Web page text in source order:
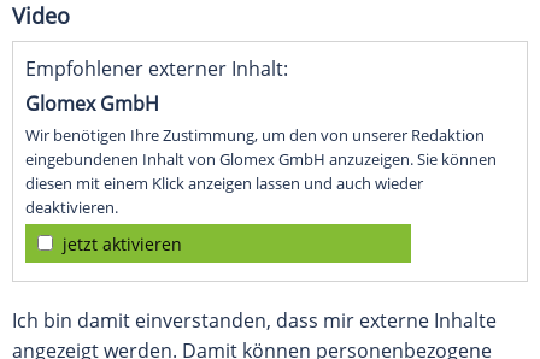
Video
Empfohlener externer Inhalt:
Glomex GmbH
Wir benötigen Ihre Zustimmung, um den von unserer Redaktion
eingebundenen Inhalt von Glomex GmbH anzuzeigen. Sie können
diesen mit einem Klick anzeigen lassen und auch wieder
deaktivieren.
jetzt aktivieren
Ich bin damit einverstanden, dass mir externe Inhalte
angezeigt werden. Damit können personenbezogene